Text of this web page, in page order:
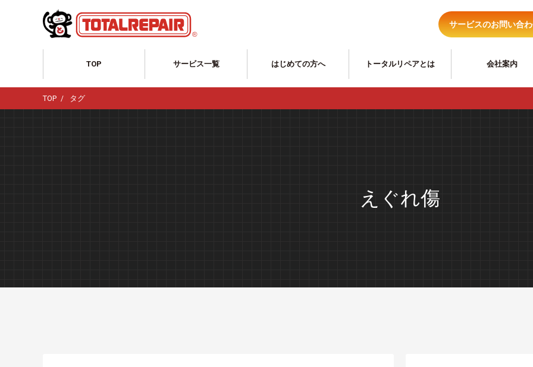
サービスのお問い合
TOP サービス一覧
サービス一覧TOP
はじめての方へ トータルリペアとは 会社案内
TOP タグ
えぐれ傷